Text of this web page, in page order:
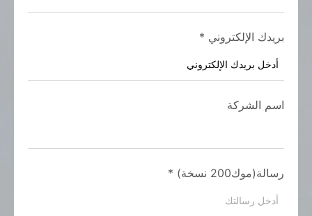
بريدك الإلكتروني *
اسم الشركة
رسالة(موك200 نسخة) *